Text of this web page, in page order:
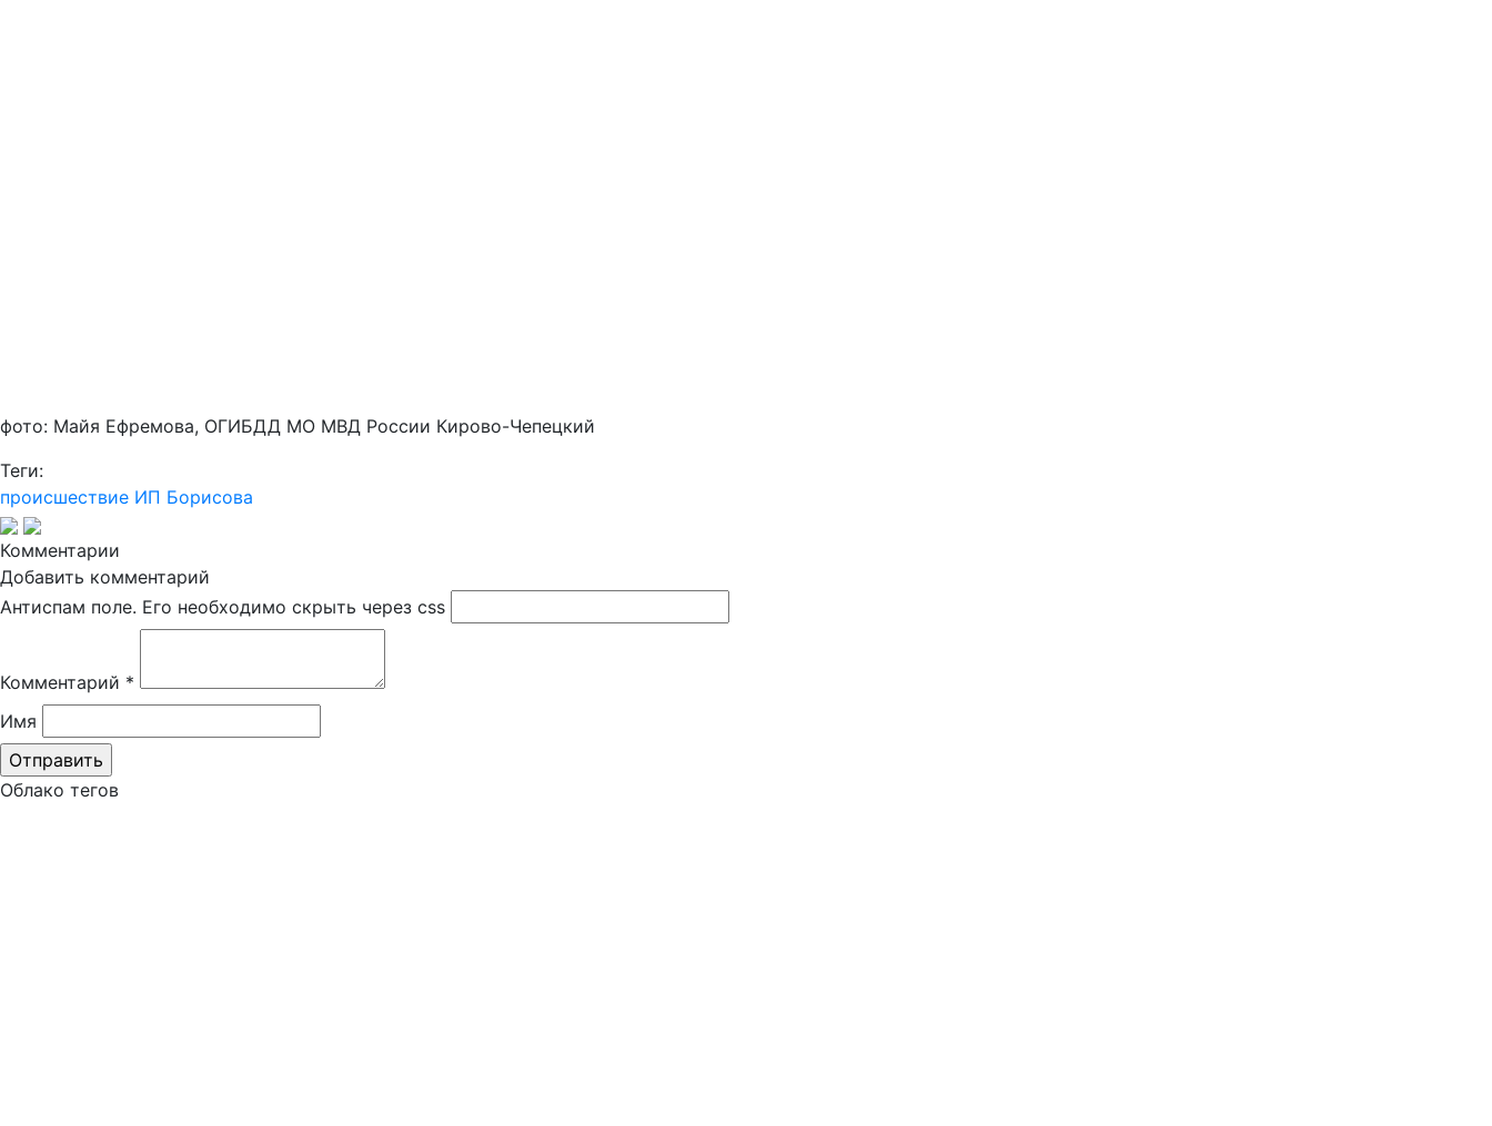
фото: Майя Ефремова, ОГИБДД МО МВД России Кирово-Чепецкий
Теги:
происшествие ИП Борисова
Комментарии
Добавить комментарий
Антиспам поле. Его необходимо скрыть через css
Комментарий *
Имя
Облако тегов